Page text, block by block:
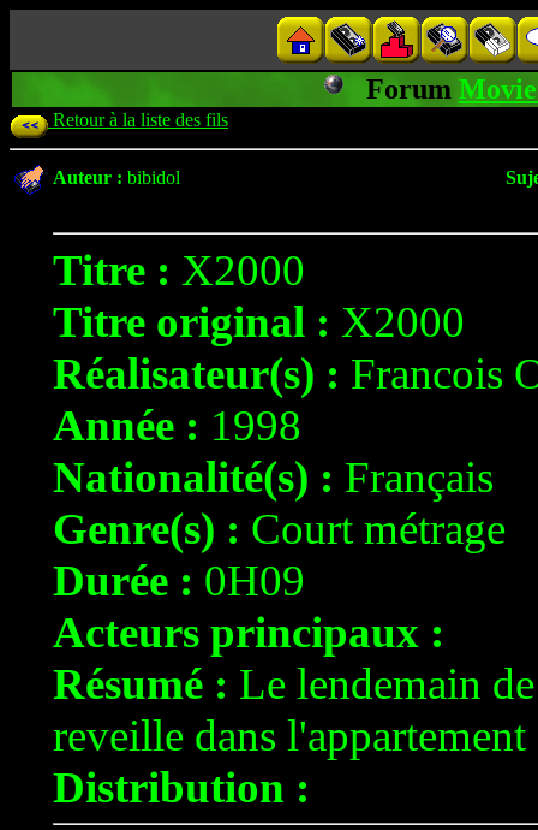
Forum
Retour à la liste des fils
Auteur : bibidol
Titre : X2000
Titre original : X2000
Réalisateur(s) : Francois
Année : 1998
Nationalité(s) : Français
Genre(s) : Court métrage
Durée : 0H09
Acteurs principaux :
Résumé : Le lendemain
reveille dans
Distribution :